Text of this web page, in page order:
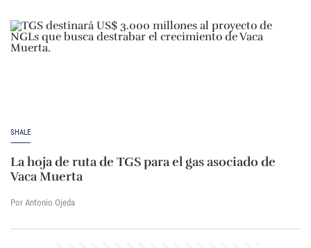
SHALE
La hoja de ruta de TGS para el gas asociado de
Vaca Muerta
Por Antonio Ojeda